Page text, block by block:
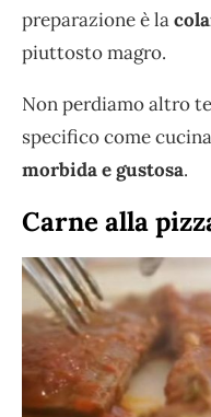
preparazione è la
piuttosto magro.
Non perdiamo altro
specifico come
morbida e gustosa.
Carne alla